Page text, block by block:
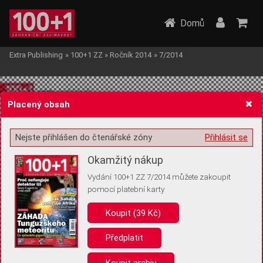
Žádost o souhlas s ukládáním volitelných informací
Pro základní fungování webu nepotřebujeme ukládat žádné informace
(tzv. cookies apod.). Rádi bychom vás ale požádali o souhlas s
uložením volitelných informací:
Anonymní unikátní ID
Domů
Extra Publishing » 100+1 ZZ » Ročník 2014 » 7/2014
Placený obsah
Přihlásit se
Nejste přihlášen do čtenářské zóny
Okamžitý nákup
Vydání 100+1 ZZ 7/2014 můžete zakoupit
pomocí platební karty
Koupit (39 Kč)
Předplatit